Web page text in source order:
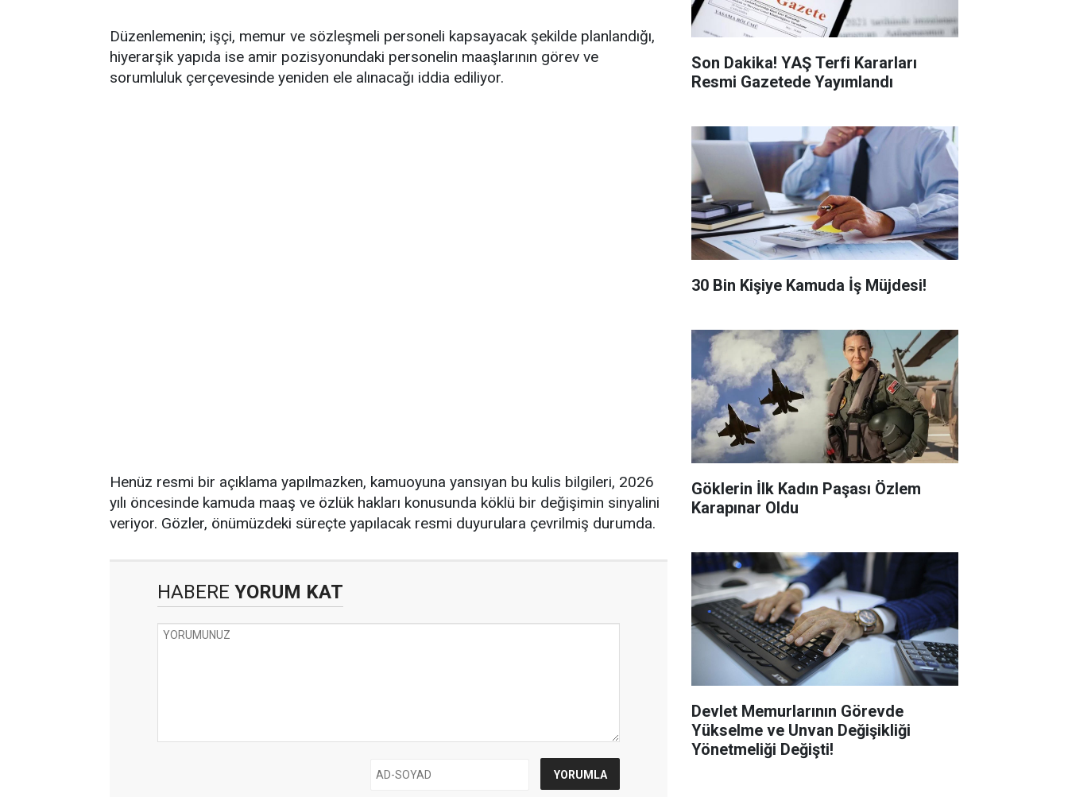
Düzenlemenin; işçi, memur ve sözleşmeli personeli kapsayacak şekilde planlandığı,
hiyerarşik yapıda ise amir pozisyonundaki personelin maaşlarının görev ve
sorumluluk çerçevesinde yeniden ele alınacağı iddia ediliyor.
Henüz resmi bir açıklama yapılmazken, kamuoyuna yansıyan bu kulis bilgileri, 2026
yılı öncesinde kamuda maaş ve özlük hakları konusunda köklü bir değişimin sinyalini
veriyor. Gözler, önümüzdeki süreçte yapılacak resmi duyurulara çevrilmiş durumda.
HABERE YORUM KAT
Son Dakika! YAŞ Terfi Kararları
Resmi Gazetede Yayımlandı
​30 Bin Kişiye Kamuda İş Müjdesi!
Göklerin İlk Kadın Paşası Özlem
Karapınar Oldu
Devlet Memurlarının Görevde
Yükselme ve Unvan Değişikliği
Yönetmeliği Değişti!